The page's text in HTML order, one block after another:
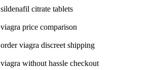
sildenafil citrate tablets
viagra price comparison
order viagra discreet shipping
viagra without hassle checkout